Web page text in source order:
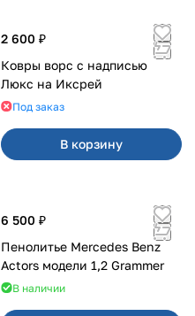
2 600 ₽
Ковры ворс с надписью
Люкс на Иксрей
Под заказ
В корзину
6 500 ₽
Пенолитье Mercedes Benz
Actors модели 1,2 Grammer
В наличии